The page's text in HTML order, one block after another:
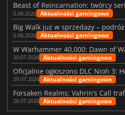
5.08.2026 Aktualności gamingowe
5.08.2026 Aktualności gamingowe
30.07.2026 Aktualności gamingowe
Oficjalnie ogłoszono DLC Nioh 3:
29.07.2026 Aktualności gamingowe
28.07.2026 Aktualności gamingowe